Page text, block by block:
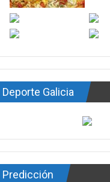
Deporte Galicia
Predicción